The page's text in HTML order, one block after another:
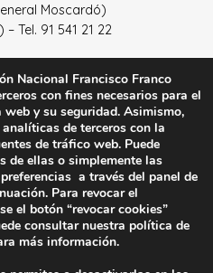
Moscardó)
Tel. 91 541 21 22
nosotros
de datos– Sus datos
–Condiciones Generales
uso
Twitter
YouTube
Nacional Francisco Franco
con fines necesarios para el
y su seguridad. Asimismo,
de terceros con la
de tráfico web. Puede
de ellas o simplemente las
a través del panel de
Para revocar el
el botón “revocar cookies”
consultar nuestra política de
más información.